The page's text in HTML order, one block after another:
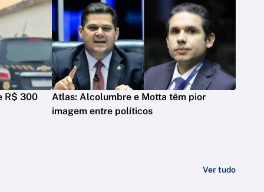
R$ 300
Atlas: Alcolumbre e Motta têm pior
imagem entre políticos
Ver tudo